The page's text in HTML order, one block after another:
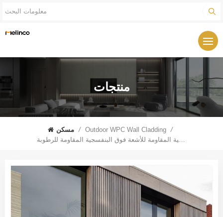
منتجات
مسكن / Outdoor WPC Wall Cladding /